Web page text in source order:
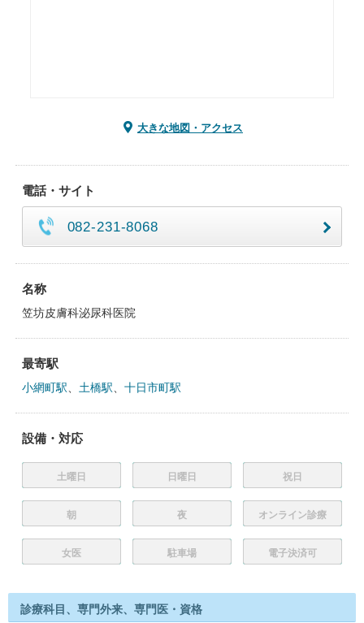
大きな地図・アクセス
電話・サイト
082-231-8068
名称
笠坊皮膚科泌尿科医院
最寄駅
小網町駅 土橋駅 十日市町駅
設備・対応
土曜日 日曜日 祝日
朝 夜 オンライン診療
女医 駐車場 電子決済可
診療科目、専門外来、専門医・資格